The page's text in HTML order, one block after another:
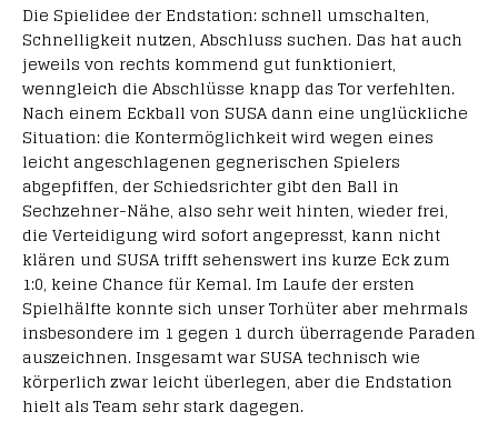
Die Spielidee der Endstation: schnell umschalten,
Schnelligkeit nutzen, Abschluss suchen. Das hat auch
jeweils von rechts kommend gut funktioniert,
wenngleich die Abschlüsse knapp das Tor verfehlten.
Nach einem Eckball von SUSA dann eine unglückliche
Situation: die Kontermöglichkeit wird wegen eines
leicht angeschlagenen gegnerischen Spielers
abgepfiffen, der Schiedsrichter gibt den Ball in
Sechzehner-Nähe, also sehr weit hinten, wieder frei,
die Verteidigung wird sofort angepresst, kann nicht
klären und SUSA trifft sehenswert ins kurze Eck zum
1:0, keine Chance für Kemal. Im Laufe der ersten
Spielhälfte konnte sich unser Torhüter aber mehrmals
insbesondere im 1 gegen 1 durch überragende Paraden
auszeichnen. Insgesamt war SUSA technisch wie
körperlich zwar leicht überlegen, aber die Endstation
hielt als Team sehr stark dagegen.